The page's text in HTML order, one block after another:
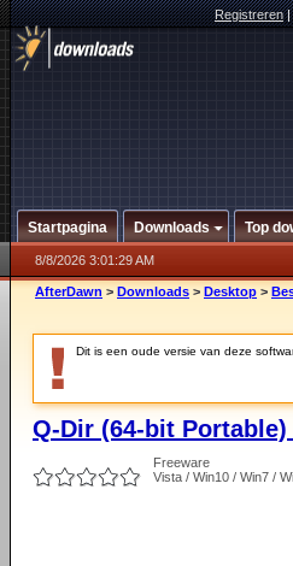
Registreren|
Startpagina Downloads Top
8/8/2026 3:01:29 AM
AfterDawn > Downloads > Desktop >
Dit is een oude versie van deze
Q-Dir (64-bit Portable)
Freeware
Vista / Win10 / Win7 /